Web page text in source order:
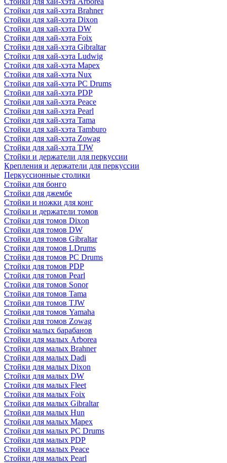
Стойки для хай-хэта Brahner
Стойки для хай-хэта Dixon
Стойки для хай-хэта DW
Стойки для хай-хэта Foix
Стойки для хай-хэта Gibraltar
Стойки для хай-хэта Ludwig
Стойки для хай-хэта Mapex
Стойки для хай-хэта Nux
Стойки для хай-хэта PC Drums
Стойки для хай-хэта PDP
Стойки для хай-хэта Peace
Стойки для хай-хэта Pearl
Стойки для хай-хэта Tama
Стойки для хай-хэта Tamburo
Стойки для хай-хэта Zowag
Стойки для хай-хэта TJW
Стойки и держатели для перкуссии
Крепления и держатели для перкуссии
Перкуссионные столики
Стойки для бонго
Стойки для джембе
Стойки и ножки для конг
Стойки и держатели томов
Стойки для томов Dixon
Стойки для томов DW
Стойки для томов Gibraltar
Стойки для томов LDrums
Стойки для томов PC Drums
Стойки для томов PDP
Стойки для томов Pearl
Стойки для томов Sonor
Стойки для томов Tama
Стойки для томов TJW
Стойки для томов Yamaha
Стойки для томов Zowag
Стойки малых барабанов
Стойки для малых Arborea
Стойки для малых Brahner
Стойки для малых Dadi
Стойки для малых Dixon
Стойки для малых DW
Стойки для малых Fleet
Стойки для малых Foix
Стойки для малых Gibraltar
Стойки для малых Hun
Стойки для малых Mapex
Стойки для малых PC Drums
Стойки для малых PDP
Стойки для малых Peace
Стойки для малых Pearl